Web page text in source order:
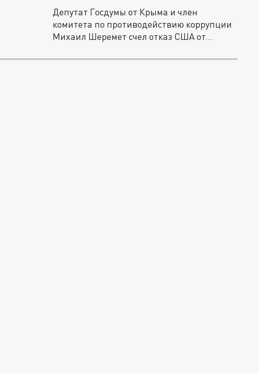
Депутат Госдумы от Крыма и член
комитета по противодействию коррупции
Михаил Шеремет счел отказ США от...